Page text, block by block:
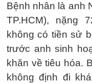
Bệnh nhân là anh
TP.HCM), nặng
không có tiền sử
trước anh sinh
khăn về tiêu hóa.
không định đi